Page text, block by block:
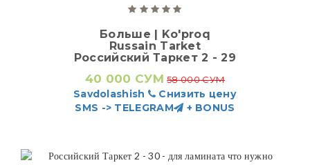
Больше | Ko'proq
Russain Tarket
Российский Таркет 2 - 29
40 000 СУМ 58 000 СУМ
Savdolashish
Снизить цену
SMS -> TELEGRAM
+ BONUS